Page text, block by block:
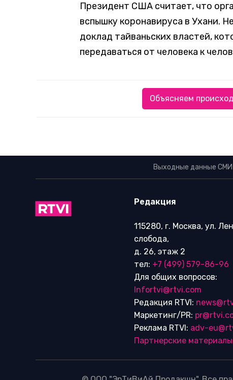
Президент США считает, что
вспышку коронавируса в Ухани.
доклад тайваньских властей,
передаваться от человека к
Объясняем
Выходные данные СМИ
Редакция
115280, г. Москва, ул.
слобода,
д. 26, этаж 2
тел: +7 (499) 579-86-96
Для общих вопросов:
Infortvi@rtvi.com
Редакция RTVI:
Маркетинг/PR:
Реклама RTVI: adv-
Партнерские материалы